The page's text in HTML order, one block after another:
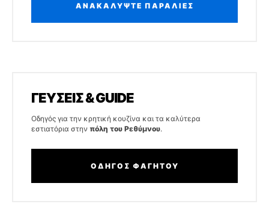
ΑΝΑΚΑΛΥΨΤΕ ΠΑΡΑΛΙΕΣ
ΓΕΥΣΕΙΣ & GUIDE
Οδηγός για την κρητική κουζίνα και τα καλύτερα
εστιατόρια στην πόλη του Ρεθύμνου.
ΟΔΗΓΟΣ ΦΑΓΗΤΟΥ